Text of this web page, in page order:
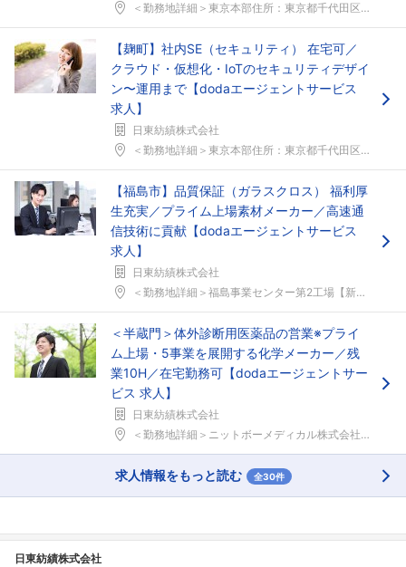
＜勤務地詳細＞東京本部住所：東京都千代田区麹町2&...
【麹町】社内SE（セキュリティ） 在宅可／
クラウド・仮想化・IoTのセキュリティデザイ
ン〜運用まで【dodaエージェントサービス
求人】
日東紡績株式会社
＜勤務地詳細＞東京本部住所：東京都千代田区麹町2&...
【福島市】品質保証（ガラスクロス） 福利厚
生充実／プライム上場素材メーカー／高速通
信技術に貢献【dodaエージェントサービス
求人】
日東紡績株式会社
＜勤務地詳細＞福島事業センター第2工場【新幹線福島...
＜半蔵門＞体外診断用医薬品の営業※プライ
ム上場・5事業を展開する化学メーカー／残
業10H／在宅勤務可【dodaエージェントサー
ビス 求人】
日東紡績株式会社
＜勤務地詳細＞ニットボーメディカル株式会社 東京本...
求人情報をもっと読む 全30件
日東紡績株式会社